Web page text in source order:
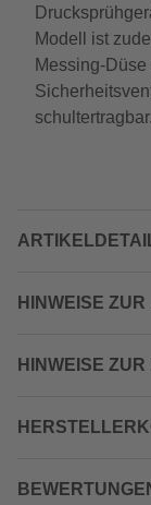
Modell ist
Messing-
schultertragbar.
HINWEISE
HINWEISE